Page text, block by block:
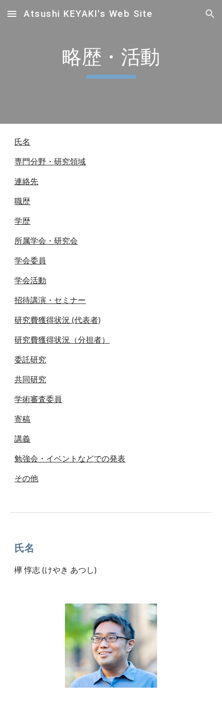
Skip to main content Skip to navigation
Atsushi KEYAKI's Web Site
略歴・活動
氏名
専門分野・研究領域
連絡先
職歴
学歴
所属学会・研究会
学会委員
学会活動
招待講演・セミナー
研究費獲得状況 (代表者)
研究費獲得状況（分担者）
委託研究
共同研究
学術審査委員
寄稿
講義
勉強会・イベントなどでの発表
その他
氏名
欅 惇志 (けやき あつし)